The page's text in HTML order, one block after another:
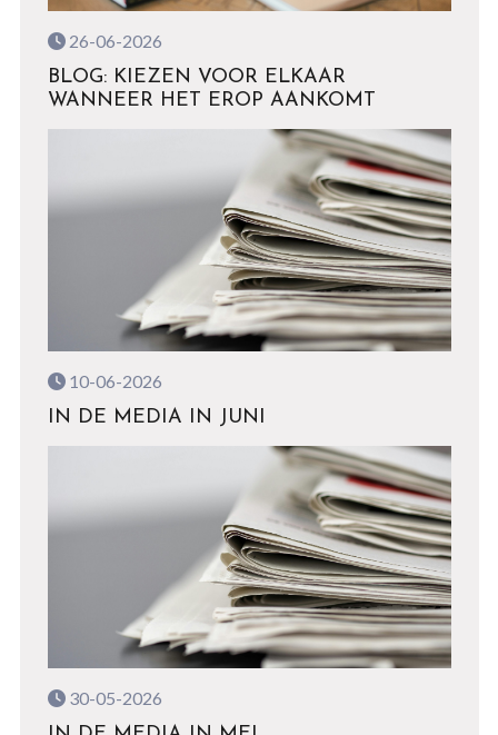
26-06-2026
BLOG: KIEZEN VOOR ELKAAR
WANNEER HET EROP AANKOMT
10-06-2026
IN DE MEDIA IN JUNI
30-05-2026